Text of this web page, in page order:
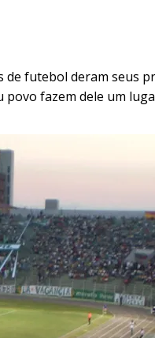
futebol deram seus
povo fazem dele um